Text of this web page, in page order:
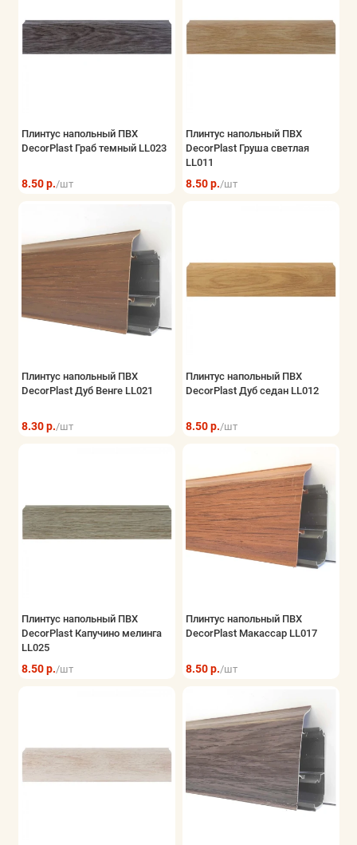
Плинтус напольный ПВХ
DecorPlast Граб темный LL023
8.50 р./шт
Плинтус напольный ПВХ
DecorPlast Груша светлая
LL011
8.50 р./шт
Плинтус напольный ПВХ
DecorPlast Дуб Венге LL021
8.30 р./шт
Плинтус напольный ПВХ
DecorPlast Дуб седан LL012
8.50 р./шт
Плинтус напольный ПВХ
DecorPlast Капучино мелинга
LL025
8.50 р./шт
Плинтус напольный ПВХ
DecorPlast Макассар LL017
8.50 р./шт